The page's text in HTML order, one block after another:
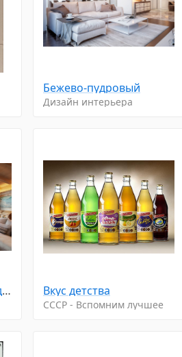
Бежево-пудровый
Дизайн интерьера
В деревянном загородном доме Вкус детства
CCCP - Вспомним лучшее